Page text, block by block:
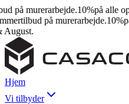
på murerarbejde.10%på alle
på murerarbejde.10%på
Hjem
Vi tilbyder